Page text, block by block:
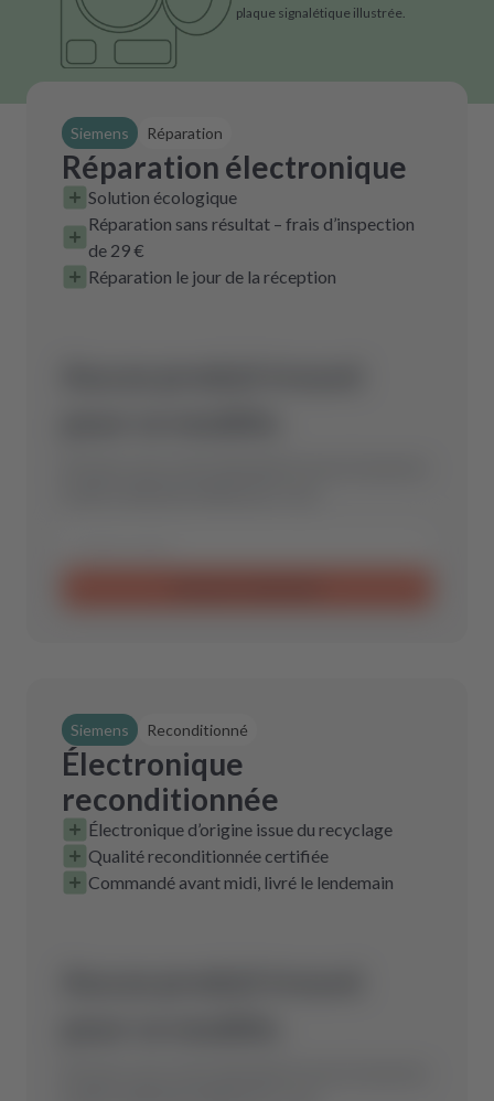
plaque signalétique illustrée.
Siemens Réparation
Réparation électronique
Solution écologique
Réparation sans résultat – frais d’inspection
de 29 €
Réparation le jour de la réception
Siemens Reconditionné
Électronique
reconditionnée
Électronique d’origine issue du recyclage
Qualité reconditionnée certifiée
Commandé avant midi, livré le lendemain